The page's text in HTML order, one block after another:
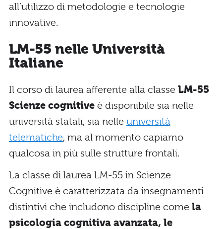
all’utilizzo di metodologie e tecnologie
innovative.
LM-55 nelle Università
Italiane
Il corso di laurea afferente alla classe LM-55
Scienze cognitive è disponibile sia nelle
università statali, sia nelle università
telematiche, ma al momento capiamo
qualcosa in più sulle strutture frontali.
La classe di laurea LM-55 in Scienze
Cognitive è caratterizzata da insegnamenti
distintivi che includono discipline come la
psicologia cognitiva avanzata, le